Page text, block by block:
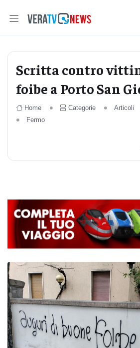
Scritta contro
foibe a Porto San
Home Categorie Articoli
Fermo